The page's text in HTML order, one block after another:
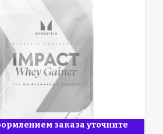
заказа уточните